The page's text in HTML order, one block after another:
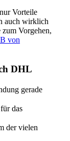
Vorteile
auch wirklich
Vorgehen,
von
DHL
gerade
das
der vielen